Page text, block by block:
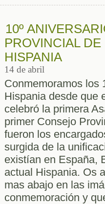
10º
PROVINCIAL
HISPANIA
14 de abril
Conmemoramos los
Hispania desde que
celebró la primera
primer Consejo
fueron los
surgida de la
existían en España,
actual Hispania. Os
mas abajo en las
conmemoración y